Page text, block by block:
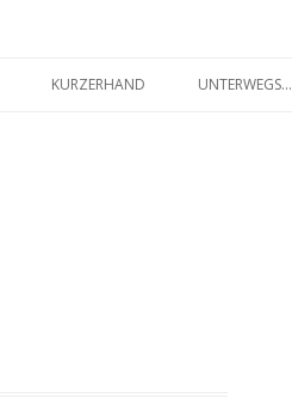
zum
KURZERHAND UNTERWEGS…